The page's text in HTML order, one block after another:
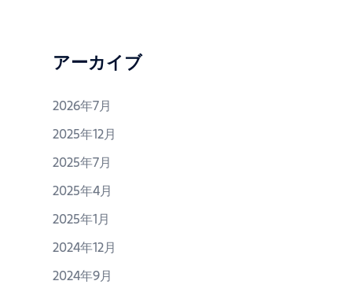
アーカイブ
2026年7月
2025年12月
2025年7月
2025年4月
2025年1月
2024年12月
2024年9月